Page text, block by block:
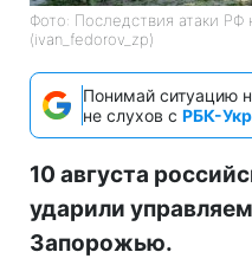
Фото: Последствия атаки РФ
(ivan_fedorov_zp)
Понимай ситуацию
не слухов с РБК-
10 августа
ударили
Запорожью.